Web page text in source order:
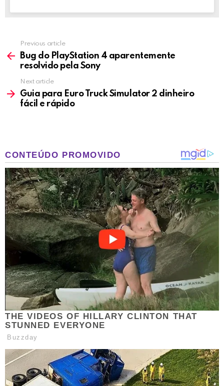
more
Previous article
Bug do PlayStation 4 aparentemente
resolvido pela Sony
Next article
Guia para Euro Truck Simulator 2 dinheiro
fácil e rápido